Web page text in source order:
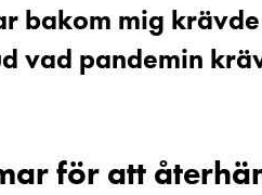
bakom mig
vad pandemin
för att